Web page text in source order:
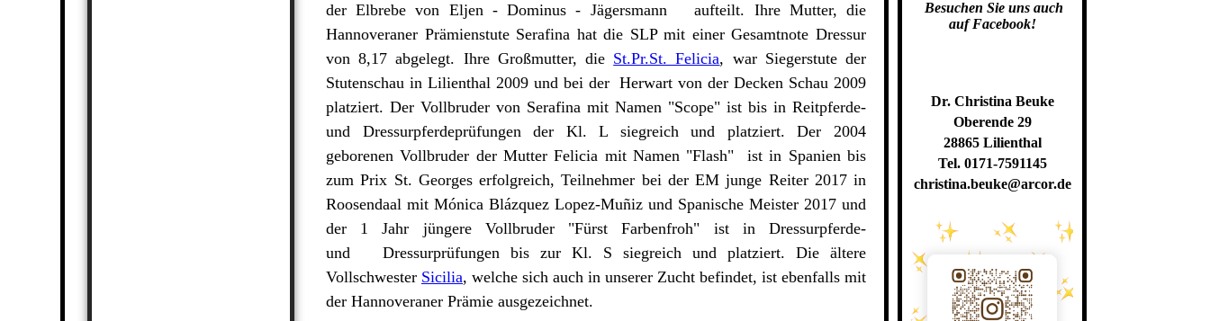
der Elbrebe von Eljen - Dominus - Jägersmann aufteilt. Ihre Mutter, die
Hannoveraner Prämienstute Serafina hat die SLP mit einer Gesamtnote Dressur
von 8,17 abgelegt. Ihre Großmutter, die St.Pr.St. Felicia, war Siegerstute der
Stutenschau in Lilienthal 2009 und bei der Herwart von der Decken Schau 2009
platziert. Der Vollbruder von Serafina mit Namen "Scope" ist bis in Reitpferde-
und Dressurpferdeprüfungen der Kl. L siegreich und platziert. Der 2004
geborenen Vollbruder der Mutter Felicia mit Namen "Flash" ist in Spanien bis
zum Prix St. Georges erfolgreich, Teilnehmer bei der EM junge Reiter 2017 in
Roosendaal mit Mónica Blázquez Lopez-Muñiz und Spanische Meister 2017 und
der 1 Jahr jüngere Vollbruder "Fürst Farbenfroh" ist in Dressurpferde-
und Dressurprüfungen bis zur Kl. S siegreich und platziert. Die ältere
Vollschwester Sicilia, welche sich auch in unserer Zucht befindet, ist ebenfalls mit
der Hannoveraner Prämie ausgezeichnet.
Besuchen Sie uns auch
auf Facebook!
Dr. Christina Beuke
Oberende 29
28865 Lilienthal
Tel. 0171-7591145
christina.beuke@arcor.de